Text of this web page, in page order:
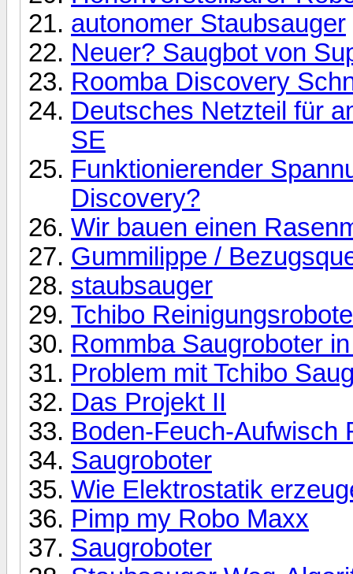
autonomer Staubsauger
Neuer? Saugbot von
Roomba Discovery
Deutsches Netzteil für
SE
Funktionierender
Discovery?
Wir bauen einen
Gummilippe /
staubsauger
Tchibo
Rommba Saugroboter
Problem mit Tchibo
Das Projekt II
Boden-Feuch-Aufwisch
Saugroboter
Wie Elektrostatik
Pimp my Robo Maxx
Saugroboter